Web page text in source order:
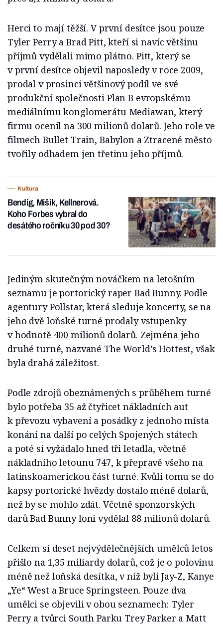
Herci to mají těžší. V první desítce jsou pouze
Tyler Perry a Brad Pitt, kteří si navíc většinu
příjmů vydělali mimo plátno. Pitt, který se
v první desítce objevil naposledy v roce 2009,
prodal v prosinci většinový podíl ve své
produkční společnosti Plan B evropskému
mediálnímu konglomerátu Mediawan, který
firmu ocenil na 300 milionů dolarů. Jeho role ve
filmech Bullet Train, Babylon a Ztracené město
tvořily odhadem jen třetinu jeho příjmů.
Kultura
Bendig, Mišík, Kellnerová.
Koho Forbes vybral do
desátého ročníku 30 pod 30?
Jediným skutečným nováčkem na letošním
seznamu je portorický raper Bad Bunny. Podle
agentury Pollstar, která sleduje koncerty, se na
jeho dvě loňské turné prodaly vstupenky
v hodnotě 400 milionů dolarů. Zejména jeho
druhé turné, nazvané The World’s Hottest, však
byla drahá záležitost.
Podle zdrojů obeznámených s průběhem turné
bylo potřeba 35 až čtyřicet nákladních aut
k převozu vybavení a posádky z jednoho místa
konání na další po celých Spojených státech
a poté si vyžádalo hned tři letadla, včetně
nákladního letounu 747, k přepravě všeho na
latinskoamerickou část turné. Kvůli tomu se do
kapsy portorické hvězdy dostalo méně dolarů,
než by se mohlo zdát. Včetně sponzorských
darů Bad Bunny loni vydělal 88 milionů dolarů.
Celkem si deset nejvýdělečnějších umělců letos
přišlo na 1,35 miliardy dolarů, což je o polovinu
méně než loňská desítka, v níž byli Jay-Z, Kanye
„Ye“ West a Bruce Springsteen. Pouze dva
umělci se objevili v obou seznamech: Tyler
Perry a tvůrci South Parku Trey Parker a Matt